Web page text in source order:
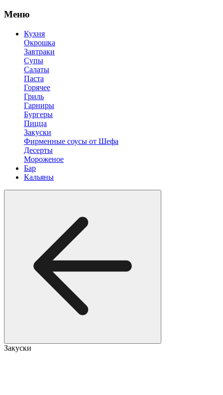
Меню
Кухня
Окрошка
Завтраки
Супы
Салаты
Паста
Горячее
Гриль
Гарниры
Бургеры
Пицца
Закуски
Фирменные соусы от Шефа
Десерты
Мороженое
Бар
Кальяны
Закуски